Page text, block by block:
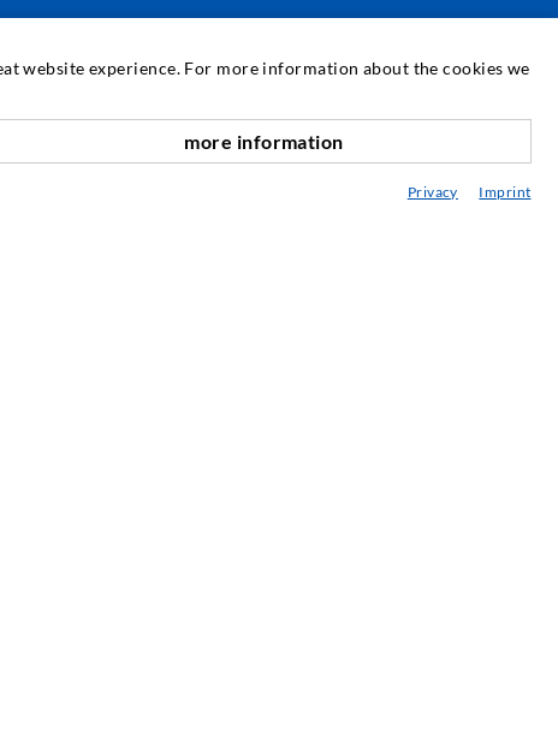
SERVIÇO
Biblioteca multimédia
Aconselhamento / Planificação / Execução
website experience. For more information about the cookies we
more information
Privacy Imprint